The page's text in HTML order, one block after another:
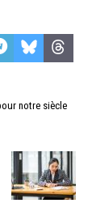
notre siècle